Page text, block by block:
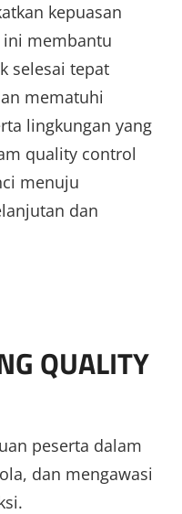
kepuasan
membantu
selesai tepat
mematuhi
lingkungan yang
quality control
menuju
dan
QUALITY
peserta dalam
dan mengawasi